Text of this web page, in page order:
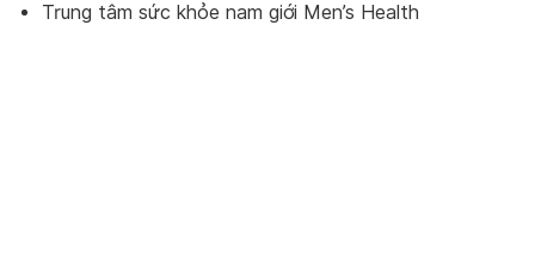
Trung tâm sức khỏe nam giới Men’s Health